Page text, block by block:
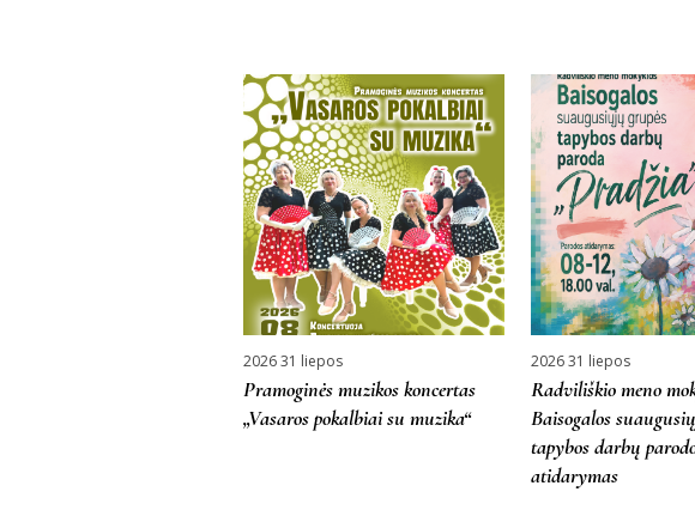
More projects
2026 31 liepos
Pramoginės muzikos koncertas
„Vasaros pokalbiai su muzika“
2026 31 liepos
Radviliškio meno
Baisogalos
tapybos darbų
atidarymas